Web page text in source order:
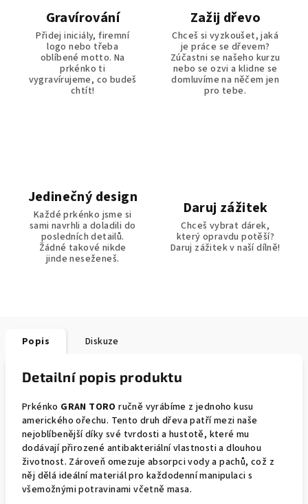
Gravírování
Přidej iniciály, firemní
logo nebo třeba
oblíbené motto. Na
prkénko ti
vygravírujeme, co budeš
chtít!
Zažij dřevo
Chceš si vyzkoušet, jaká
je práce se dřevem?
Zúčastni se našeho kurzu
nebo se ozvi a klidne se
domluvíme na něčem jen
pro tebe.
Jedinečný design
Každé prkénko jsme si
sami navrhli a doladili do
posledních detailů.
Žádné takové nikde
jinde neseženeš.
Daruj zážitek
Chceš vybrat dárek,
který opravdu potěší?
Daruj zážitek v naší dílně!
Popis Diskuze
Detailní popis produktu
Prkénko GRAN TORO ručně vyrábíme z jednoho kusu
amerického ořechu. Tento druh dřeva patří mezi naše
nejoblíbenější díky své tvrdosti a hustotě, které mu
dodávají přirozené antibakteriální vlastnosti a dlouhou
životnost. Zároveň omezuje absorpci vody a pachů, což z
něj dělá ideální materiál pro každodenní manipulaci s
všemožnými potravinami včetně masa.